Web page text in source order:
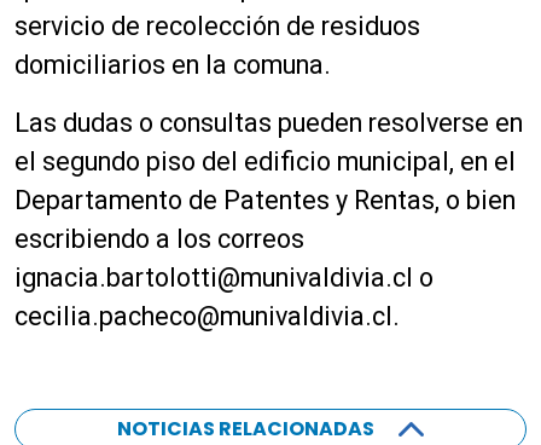
servicio de recolección de residuos
domiciliarios en la comuna.
Las dudas o consultas pueden resolverse en
el segundo piso del edificio municipal, en el
Departamento de Patentes y Rentas, o bien
escribiendo a los correos
ignacia.bartolotti@munivaldivia.cl o
cecilia.pacheco@munivaldivia.cl.
NOTICIAS RELACIONADAS